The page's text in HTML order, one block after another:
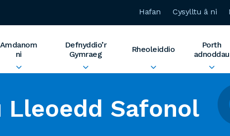
Hafan Cysylltu â ni
Amdanom
ni
Defnyddio’r
Gymraeg
Rheoleiddio
Porth
adnoddau
Lleoedd Safonol